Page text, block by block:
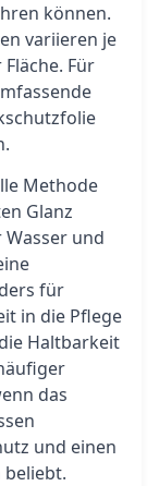
können.
variieren je
Für
Methode
Glanz
und
für
in die Pflege
Haltbarkeit
das
und einen
beliebt.